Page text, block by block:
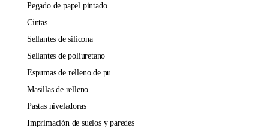
pegado de papel pintado
cintas
sellantes de silicona
sellantes de poliuretano
espumas de relleno de pu
masillas de relleno
pastas niveladoras
imprimación de suelos y paredes